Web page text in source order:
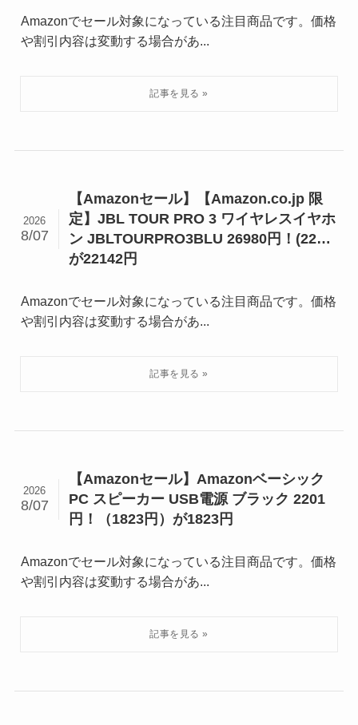
Amazonでセール対象になっている注目商品です。価格
や割引内容は変動する場合があ...
【Amazonセール】【Amazon.co.jp 限
定】JBL TOUR PRO 3 ワイヤレスイヤホ
ン JBLTOURPRO3BLU 26980円！(22…
が22142円
2026
8/07
Amazonでセール対象になっている注目商品です。価格
や割引内容は変動する場合があ...
【Amazonセール】Amazonベーシック
PC スピーカー USB電源 ブラック 2201
円！（1823円）が1823円
2026
8/07
Amazonでセール対象になっている注目商品です。価格
や割引内容は変動する場合があ...